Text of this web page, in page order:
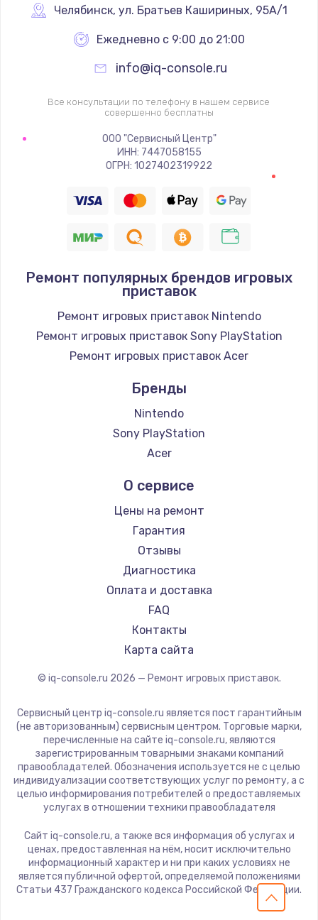
Замена реле
700 руб.
Заказать
Замена ТЭНа
Заказать
Замена шнура
Заказать
Замена / ремонт электронного модуля
управления
600 руб.
Заказать
Замена конфорки
1100 руб.
Заказать
Замена платы сенсора
900 руб.
Заказать
Замена регулятора режимов конфорки
900 руб.
Заказать
Замена сенсорного датчика
1300 руб.
Замена сигнальной лампы
1200 руб.
Заказать
Замена системной платы
Заказать
Замена температурного датчика
Челябинск, ул. Братьев Кашириных, 95А/1
Ежедневно с 9:00 до 21:00
info@iq-console.ru
Все консультации по телефону в нашем сервисе
совершенно бесплатны
ООО "Сервисный Центр"
ИНН: 7447058155
ОГРН: 1027402319922
Ремонт популярных брендов игровых
приставок
Ремонт игровых приставок Nintendo
Ремонт игровых приставок Sony PlayStation
Ремонт игровых приставок Acer
Бренды
Nintendo
Sony PlayStation
Acer
О сервисе
Цены на ремонт
Гарантия
Отзывы
Диагностика
Оплата и доставка
FAQ
Контакты
Карта сайта
© iq-console.ru 2026 — Ремонт игровых приставок.
Сервисный центр iq-console.ru является пост гарантийным
(не авторизованным) сервисным центром. Торговые марки,
перечисленные на сайте iq-console.ru, являются
зарегистрированным товарными знаками компаний
правообладателей. Обозначения используется не с целью
индивидуализации соответствующих услуг по ремонту, а с
целью информирования потребителей о предоставляемых
услугах в отношении техники правообладателя
Сайт iq-console.ru, а также вся информация об услугах и
ценах, предоставленная на нём, носит исключительно
информационный характер и ни при каких условиях не
является публичной офертой, определяемой положениями
Статьи 437 Гражданского кодекса Российской Федерации.